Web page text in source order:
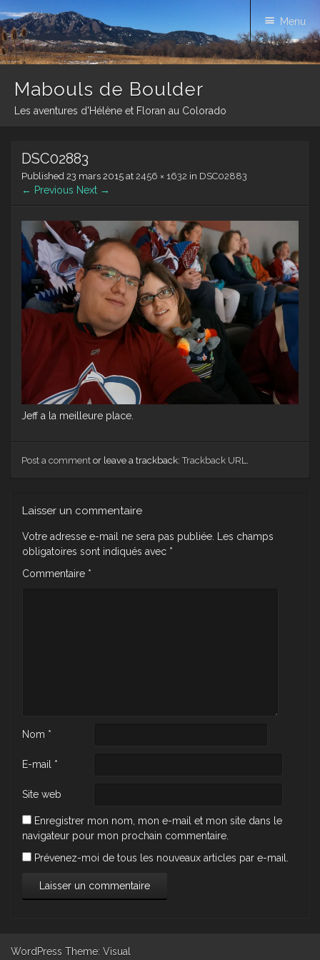
Mabouls de Boulder
Les aventures d'Hélène et Floran au Colorado
Menu
content
DSC02883
Published 23 mars 2015 at 2456 × 1632 in DSC02883
← Previous Next →
Jeff a la meilleure place.
Post a comment or leave a trackback:Trackback URL.
Laisser un commentaire
Votre adresse e-mail ne sera pas publiée. Les champs
obligatoires sont indiqués avec *
Commentaire *
Nom *
E-mail *
Site web
Enregistrer mon nom, mon e-mail et mon site dans le
navigateur pour mon prochain commentaire.
Prévenez-moi de tous les nouveaux articles par e-mail.
WordPress Theme: Visual